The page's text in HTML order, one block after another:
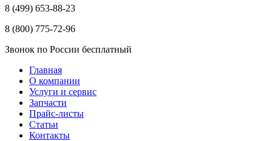
8 (499) 653-88-23
8 (800) 775-72-96
Звонок по России бесплатный
Главная
О компании
Услуги и сервис
Запчасти
Прайс-листы
Статьи
Контакты